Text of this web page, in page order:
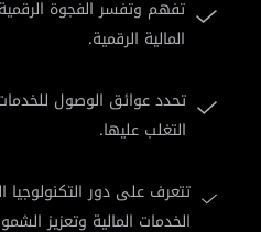
تفهم وتفسر الفجوة
المالية الرقمية.
تحدد عوائق الوصول للخدمات
التغلب عليها.
تتعرف على دور التكنولوجيا
الخدمات المالية وتعزيز